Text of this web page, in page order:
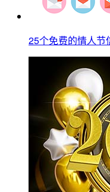
25个免费的情人节